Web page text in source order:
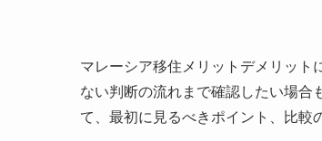
マレーシア移住メリットデメリット
ない判断の流れまで確認したい場合
て、最初に見るべきポイント、比較